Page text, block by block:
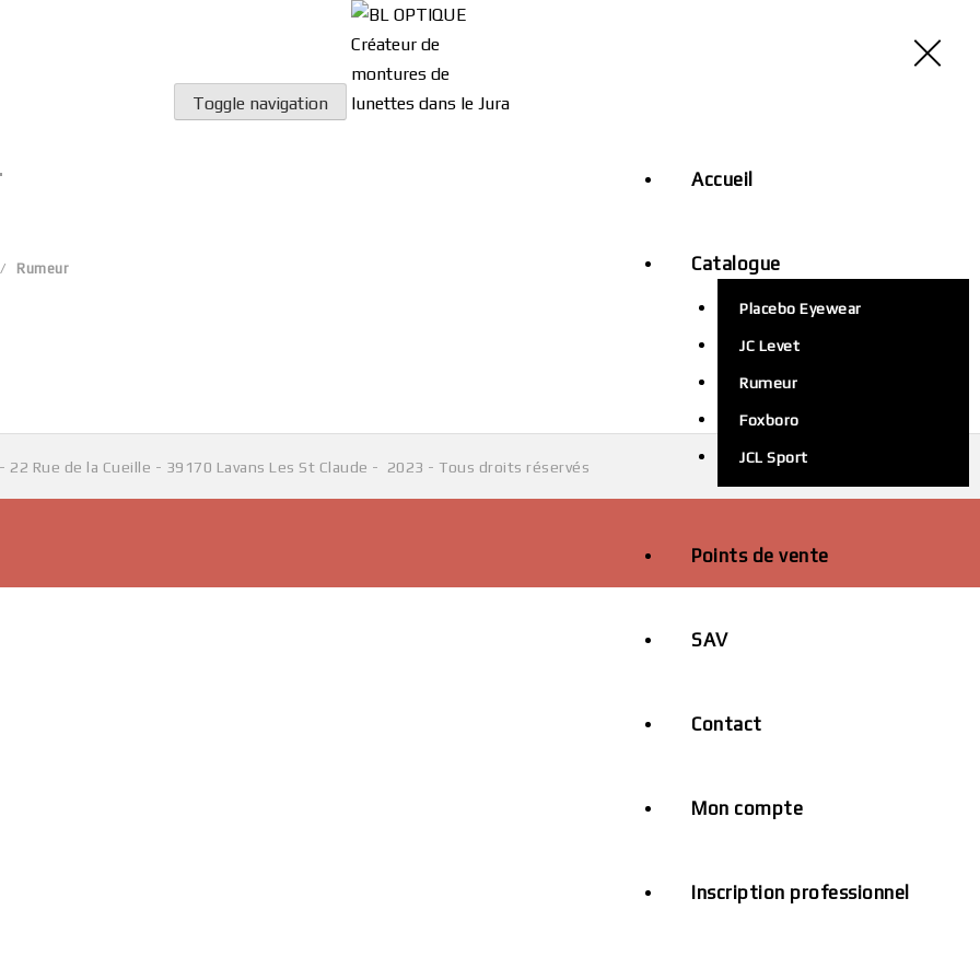
Toggle navigation
Accueil
Catalogue
Placebo Eyewear
JC Levet
Rumeur
Foxboro
JCL Sport
Points de vente
SAV
Contact
Mon compte
Inscription professionnel
Rumeur
22 Rue de la Cueille - 39170 Lavans Les St Claude - 2023 - Tous droits réservés